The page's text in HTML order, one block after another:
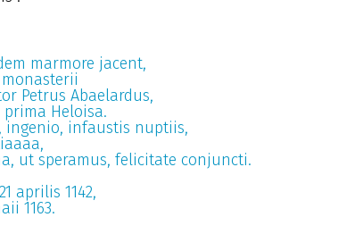
marmore jacent,
Petrus Abaelardus,
prima Heloisa.
ingenio, infaustis nuptiis,
ut speramus, felicitate conjuncti.
aprilis 1142,
1163.